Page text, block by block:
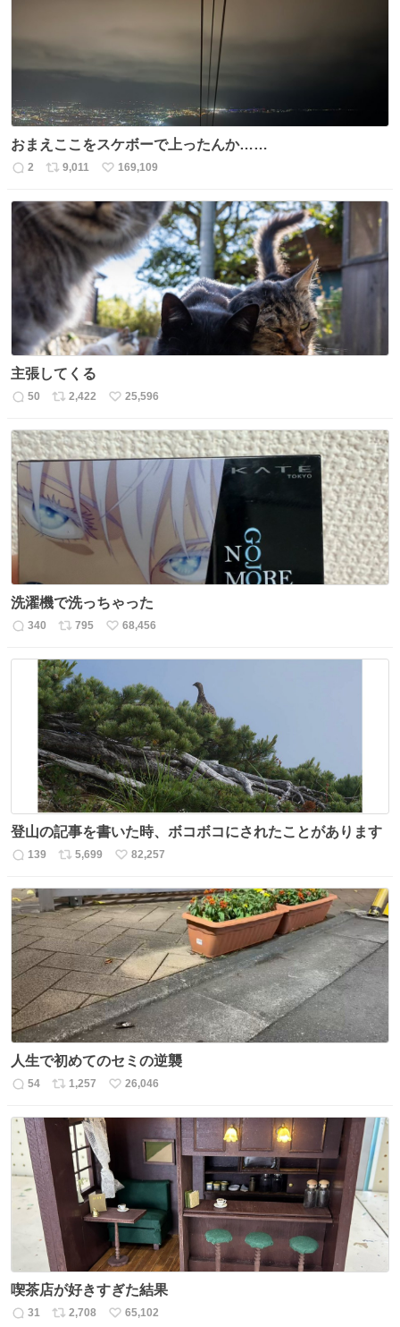
おまえここをスケボーで上ったんか……
返
数
2
リ
ス
ト
数
9,011
い
ね
数
169,109
主張してくる
返
数
50
リ
ス
ト
数
2,422
い
ね
数
25,596
洗濯機で洗っちゃった
返
340
リ
ス
ト
数
795
い
数
68,456
登山の記事を書いた時、ボコボコにされたことがあります
返
数
139
リ
ス
ト
数
5,699
い
ね
数
82,257
人生で初めてのセミの逆襲
返
数
54
リ
ス
数
1,257
い
数
26,046
喫茶店が好きすぎた結果
返
31
リ
2,708
い
65,102